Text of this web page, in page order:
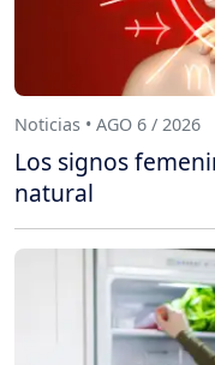
Noticias • AGO 6 / 2026
Los signos
natural